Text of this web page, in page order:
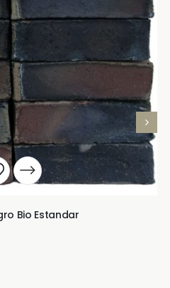
Bio Estandar